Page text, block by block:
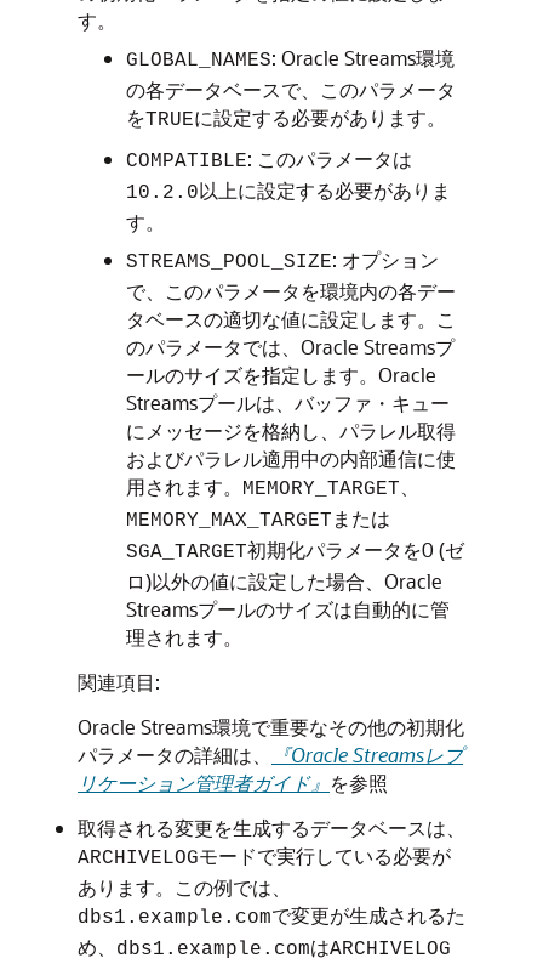
す。
GLOBAL_NAMES: Oracle Streams環境
の各データベースで、このパラメータ
をTRUEに設定する必要があります。
COMPATIBLE: このパラメータは
10.2.0以上に設定する必要がありま
す。
STREAMS_POOL_SIZE: オプション
で、このパラメータを環境内の各デー
タベースの適切な値に設定します。こ
のパラメータでは、Oracle Streamsプ
ールのサイズを指定します。Oracle
Streamsプールは、バッファ・キュー
にメッセージを格納し、パラレル取得
およびパラレル適用中の内部通信に使
用されます。
MEMORY_TARGET、
MEMORY_MAX_TARGET または
SGA_TARGET初期化パラメータを0 (ゼ
ロ)以外の値に設定した場合、Oracle
Streamsプールのサイズは自動的に管
理されます。
関連項目:
Oracle Streams環境で重要なその他の初期化
パラメータの詳細は、
『Oracle Streamsレプ
リケーション管理者ガイド』 を参照
取得される変更を生成するデータベースは、
ARCHIVELOGモードで実行している必要が
あります。この例では、
dbs1.example.comで変更が生成されるた
め、
dbs1.example.comはARCHIVELOG